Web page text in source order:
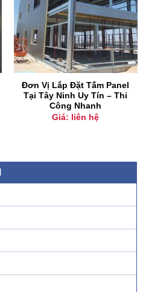
Đơn Vị Lắp Đặt Tấm Panel
Tại Tây Ninh Uy Tín – Thi
Công Nhanh
Giá: liên hệ